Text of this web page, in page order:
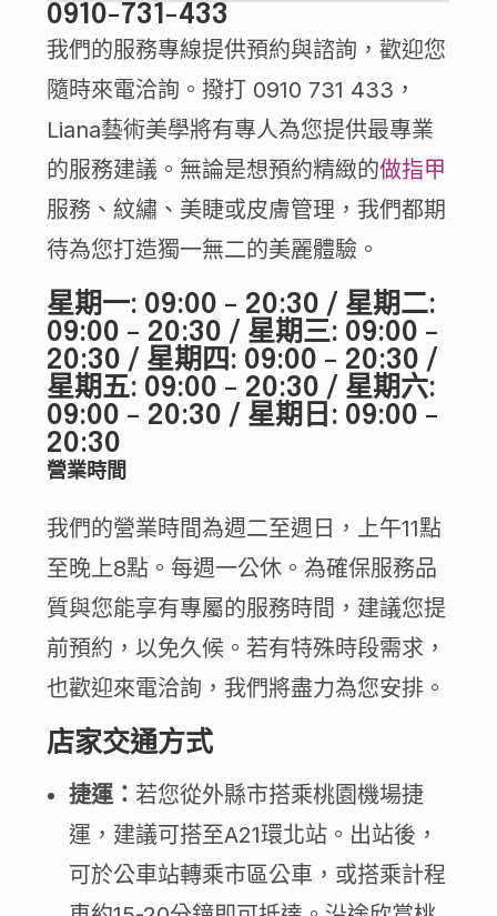
0910-731-433
我們的服務專線提供預約與諮詢，歡迎您
隨時來電洽詢。撥打 0910 731 433，
Liana藝術美學將有專人為您提供最專業
的服務建議。無論是想預約精緻的做指甲
服務、紋繡、美睫或皮膚管理，我們都期
待為您打造獨一無二的美麗體驗。
星期一: 09:00 – 20:30 / 星期二:
09:00 – 20:30 / 星期三: 09:00 –
20:30 / 星期四: 09:00 – 20:30 /
星期五: 09:00 – 20:30 / 星期六:
09:00 – 20:30 / 星期日: 09:00 –
20:30
營業時間
我們的營業時間為週二至週日，上午11點
至晚上8點。每週一公休。為確保服務品
質與您能享有專屬的服務時間，建議您提
前預約，以免久候。若有特殊時段需求，
也歡迎來電洽詢，我們將盡力為您安排。
店家交通方式
捷運： 若您從外縣市搭乘桃園機場捷
運，建議可搭至A21環北站。出站後，
可於公車站轉乘市區公車，或搭乘計程